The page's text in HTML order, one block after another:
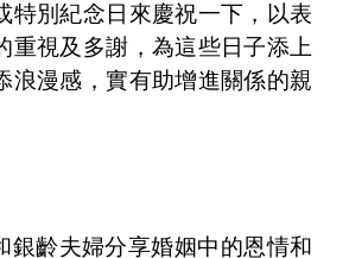
特別紀念日來慶祝一下，以表
重視及多謝，為這些日子添上
浪漫感，實有助增進關係的親
銀齡夫婦分享婚姻中的恩情和